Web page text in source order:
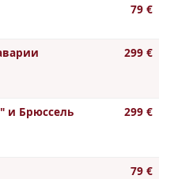
79 €
299 €
и Брюссель 299 €
79 €